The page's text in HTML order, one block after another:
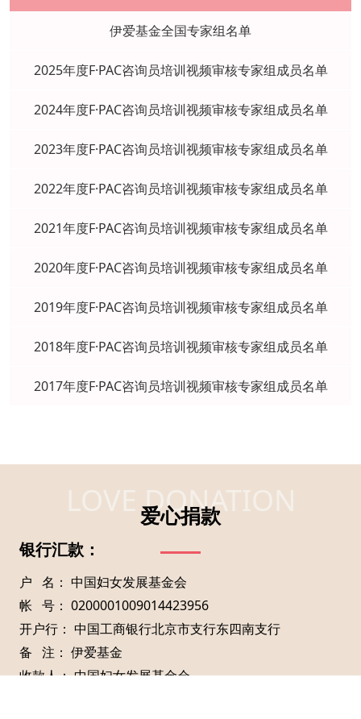
伊爱基金全国专家组名单
2025年度F·PAC咨询员培训视频审核专家组成员名单
2024年度F·PAC咨询员培训视频审核专家组成员名单
2023年度F·PAC咨询员培训视频审核专家组成员名单
2022年度F·PAC咨询员培训视频审核专家组成员名单
2021年度F·PAC咨询员培训视频审核专家组成员名单
2020年度F·PAC咨询员培训视频审核专家组成员名单
2019年度F·PAC咨询员培训视频审核专家组成员名单
2018年度F·PAC咨询员培训视频审核专家组成员名单
2017年度F·PAC咨询员培训视频审核专家组成员名单
LOVE DONATION
爱心捐款
银行汇款：
户 名： 中国妇女发展基金会
帐 号： 0200001009014423956
开户行： 中国工商银行北京市支行东四南支行
备 注： 伊爱基金
收款人： 中国妇女发展基金会